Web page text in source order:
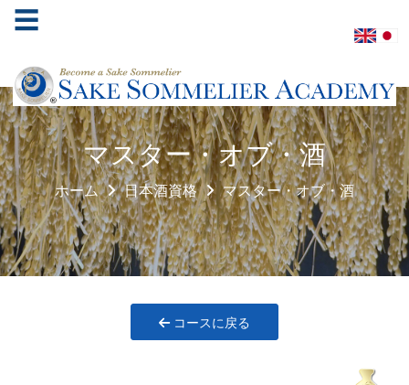
☰
ホ
ー
ム
酒
ソ
ム
リ
マスター・オブ・酒
ホーム 日本酒資格 マスター・オブ・酒
コースに戻る